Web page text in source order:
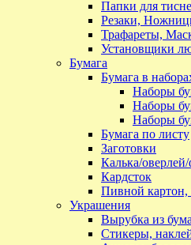
Папки для
Резаки,
Трафареты,
Установщики
Бумага
Бумага в
Наборы
Наборы
Наборы
Бумага по листу
Заготовки
Калька/
Кардсток
Пивной картон,
Украшения
Вырубка из
Стикеры,